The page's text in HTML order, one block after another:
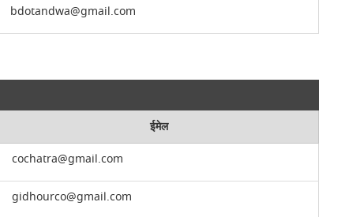
bdotandwa@gmail.com
ईमेल
cochatra@gmail.com
gidhourco@gmail.com